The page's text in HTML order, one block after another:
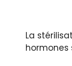
La
hormones